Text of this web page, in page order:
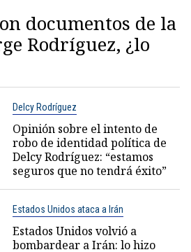
documentos de la
Rodríguez, ¿lo
Delcy Rodríguez
Opinión sobre el intento de
robo de identidad política de
Delcy Rodríguez: “estamos
seguros que no tendrá éxito”
Estados Unidos ataca a Irán
Estados Unidos volvió a
bombardear a Irán: lo hizo